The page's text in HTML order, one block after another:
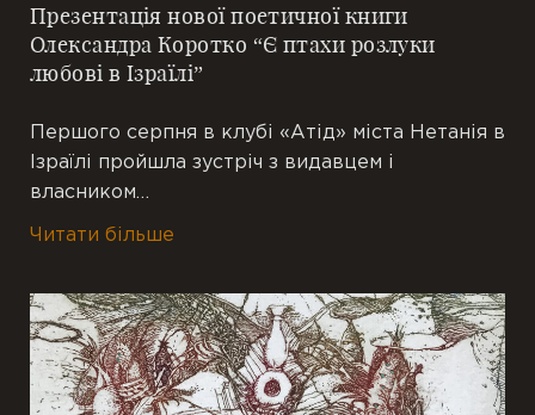
Презентація нової поетичної книги
Олександра Коротко “Є птахи розлуки
любові в Ізраїлі”
Першого серпня в клубі «Атід» міста Нетанія в
Ізраїлі пройшла зустріч з видавцем і
власником…
Читати більше